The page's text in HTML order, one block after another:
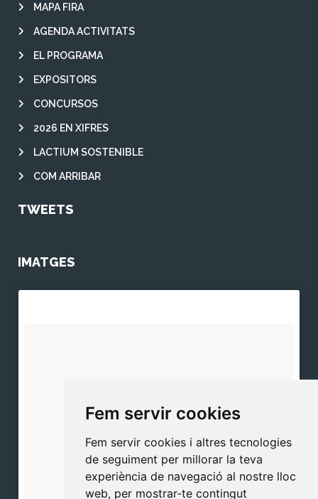
Fem servir cookies
Fem servir cookies i altres tecnologies
de seguiment per millorar la teva
experiència de navegació al nostre lloc
web, per mostrar-te contingut
MAPA FIRA
AGENDA ACTIVITATS
EL PROGRAMA
EXPOSITORS
CONCURSOS
2026 EN XIFRES
LACTIUM SOSTENIBLE
COM ARRIBAR
TWEETS
IMATGES